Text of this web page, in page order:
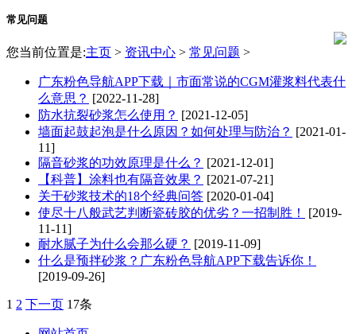
常见问题
您当前位置是:主页 > 资讯中心 > 常见问题 >
广东粉色导航APP下载｜市面常说的CGM灌浆料代表什
么意思？ [2022-11-28]
防水抗裂砂浆怎么使用？ [2021-12-05]
墙面起鼓起泡是什么原因？如何处理与防治？ [2021-01-
11]
隔音砂浆的功效原理是什么？ [2021-12-01]
【科普】涂料也有隔音效果？ [2021-07-21]
关于砂浆技术的18个经典问答 [2020-01-04]
使尽十八般武艺判断瓷砖胶的优劣？一招制胜！
[2019-
11-11]
耐水腻子为什么会那么硬？ [2019-11-09]
什么是预拌砂浆？广东粉色导航APP下载告诉你！
[2019-09-26]
1 2 下一页 17条